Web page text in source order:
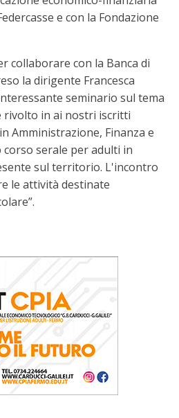
e con la Fondazione
collaborare con la Banca di
la dirigente Francesca
seminario sul tema
rivolto in ai nostri iscritti
Amministrazione, Finanza e
serale per adulti in
sul territorio. L'incontro
le attività destinate